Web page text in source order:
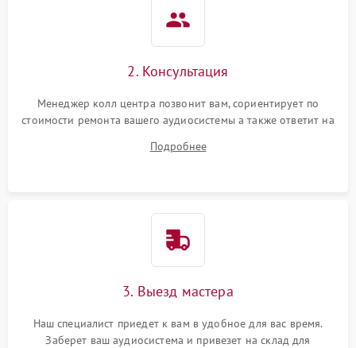
2. Консультация
Менеджер колл центра позвонит вам, сориентирует по
стоимости ремонта вашего аудиосистемы а также ответит на
Подробнее
3. Выезд мастера
Наш специалист приедет к вам в удобное для вас время.
Заберет ваш аудиосистема и привезет на склад для